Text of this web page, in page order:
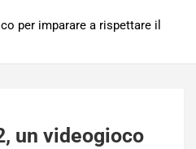
per imparare a rispettare il
un videogioco